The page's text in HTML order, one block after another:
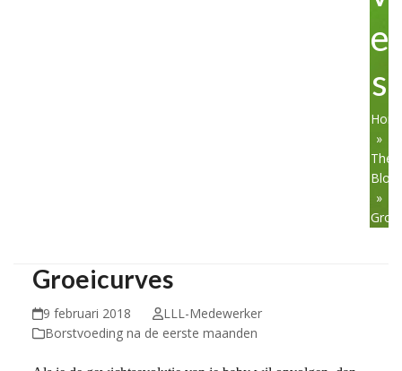
e
s
»
The
Blog
»
Groeicurves
9 februari 2018
LLL-Medewerker
Borstvoeding na de eerste maanden